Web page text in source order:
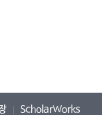
ScholarWorks